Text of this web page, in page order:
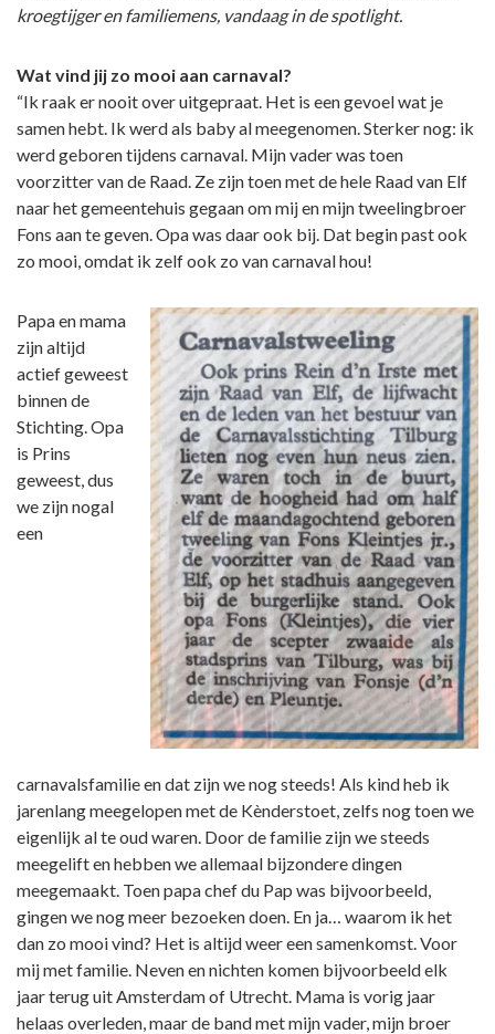
kroegtijger en familiemens, vandaag in de spotlight.
Wat vind jij zo mooi aan carnaval?
“Ik raak er nooit over uitgepraat. Het is een gevoel wat je
samen hebt. Ik werd als baby al meegenomen. Sterker nog: ik
werd geboren tijdens carnaval. Mijn vader was toen
voorzitter van de Raad. Ze zijn toen met de hele Raad van Elf
naar het gemeentehuis gegaan om mij en mijn tweelingbroer
Fons aan te geven. Opa was daar ook bij. Dat begin past ook
zo mooi, omdat ik zelf ook zo van carnaval hou!
Papa en mama
zijn altijd
actief geweest
binnen de
Stichting. Opa
is Prins
geweest, dus
we zijn nogal
een
carnavalsfamilie en dat zijn we nog steeds! Als kind heb ik
jarenlang meegelopen met de Kènderstoet, zelfs nog toen we
eigenlijk al te oud waren. Door de familie zijn we steeds
meegelift en hebben we allemaal bijzondere dingen
meegemaakt. Toen papa chef du Pap was bijvoorbeeld,
gingen we nog meer bezoeken doen. En ja… waarom ik het
dan zo mooi vind? Het is altijd weer een samenkomst. Voor
mij met familie. Neven en nichten komen bijvoorbeeld elk
jaar terug uit Amsterdam of Utrecht. Mama is vorig jaar
helaas overleden, maar de band met mijn vader, mijn broer